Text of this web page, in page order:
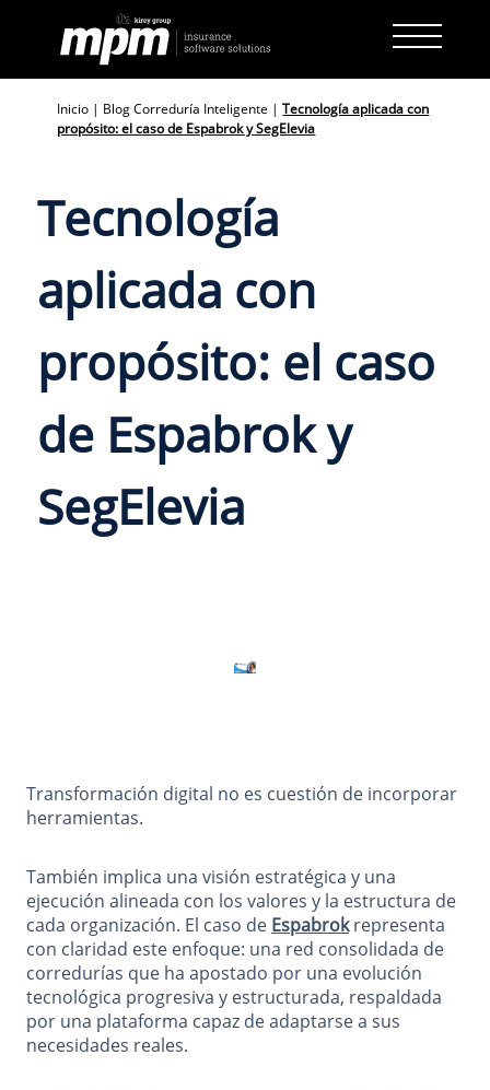
content
Inicio | Blog Correduría Inteligente |Tecnología aplicada con
propósito: el caso de Espabrok y SegElevia
Tecnología
aplicada con
propósito: el caso
de Espabrok y
SegElevia
Transformación digital no es cuestión de incorporar
herramientas.
También implica una visión estratégica y una
ejecución alineada con los valores y la estructura de
cada organización. El caso de Espabrokrepresenta
con claridad este enfoque: una red consolidada de
corredurías que ha apostado por una evolución
tecnológica progresiva y estructurada, respaldada
por una plataforma capaz de adaptarse a sus
necesidades reales.